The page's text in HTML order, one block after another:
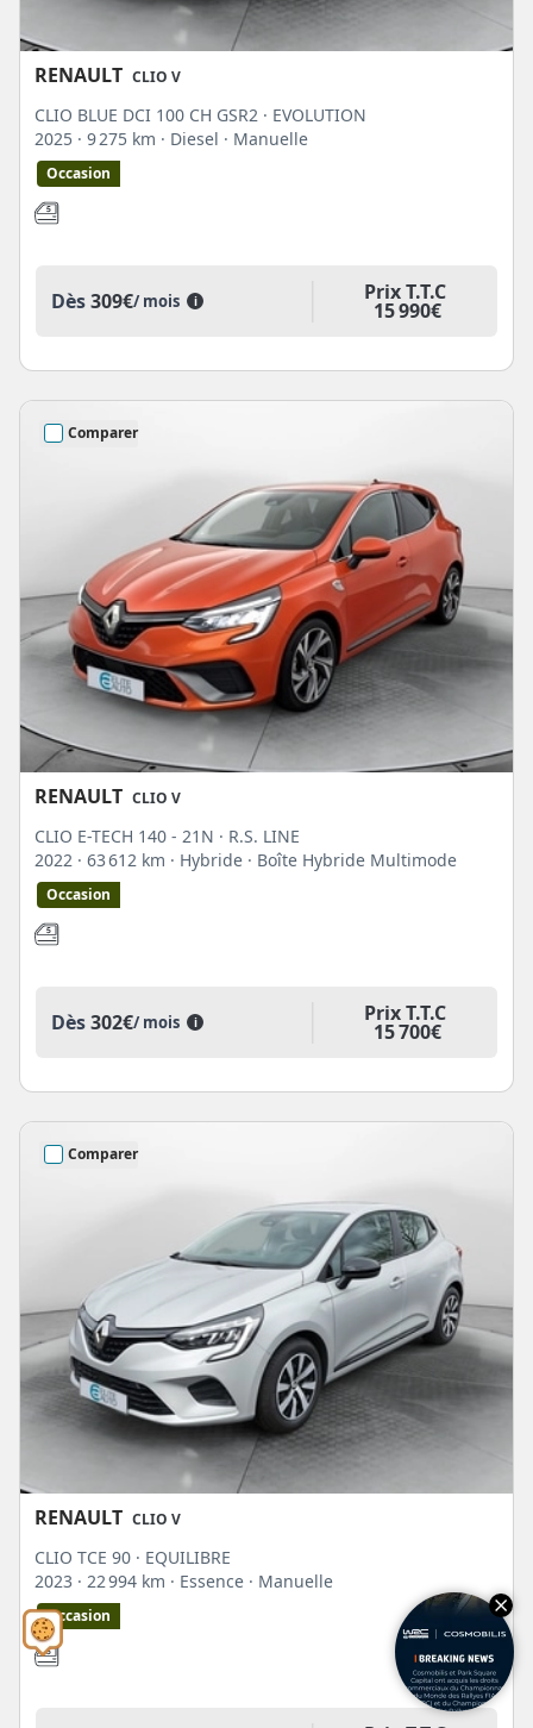
RENAULT CLIO V
CLIO BLUE DCI 100 CH GSR2 · EVOLUTION
2025 · 9 275 km · Diesel · Manuelle
Occasion
Dès309€/ mois i Prix T.T.C
15 990€
Comparer
RENAULT CLIO V
CLIO E-TECH 140 - 21N · R.S. LINE
2022 · 63 612 km · Hybride · Boîte Hybride Multimode
Occasion
Dès302€/ mois i Prix T.T.C
15 700€
Comparer
RENAULT CLIO V
CLIO TCE 90 · EQUILIBRE
2023 · 22 994 km · Essence · Manuelle
Occasion